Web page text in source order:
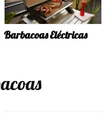
Barbacoas Eléctricas